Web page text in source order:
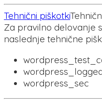
Tehnični piškotki
Za pravilno delovanje
naslednje tehnične
wordpress_sec